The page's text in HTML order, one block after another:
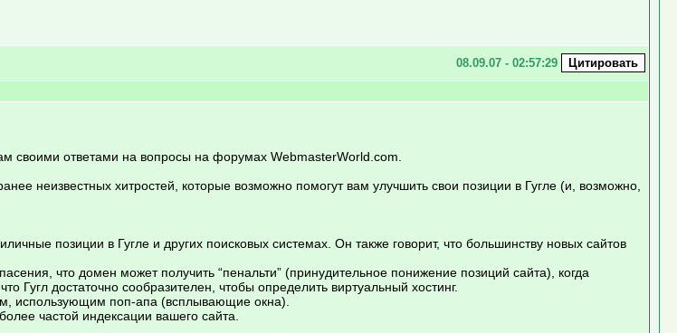
08.09.07 - 02:57:29
своими ответами на вопросы на форумах WebmasterWorld.com.
неизвестных хитростей, которые возможно помогут вам улучшить свои позиции в Гугле (и, возможно,
позиции в Гугле и других поисковых системах. Он также говорит, что большинству новых сайтов
что домен может получить “пенальти” (принудительное понижение позиций сайта), когда
Гугл достаточно сообразителен, чтобы определить виртуальный хостинг.
использующим поп-апа (всплывающие окна).
частой индексации вашего сайта.